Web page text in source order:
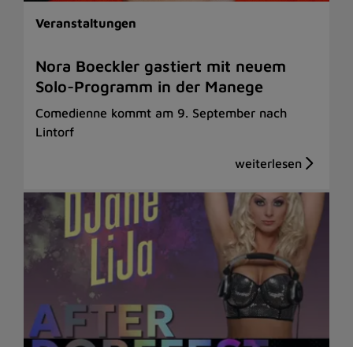
Veranstaltungen
Nora Boeckler gastiert mit neuem
Solo-Programm in der Manege
Comedienne kommt am 9. September nach
Lintorf